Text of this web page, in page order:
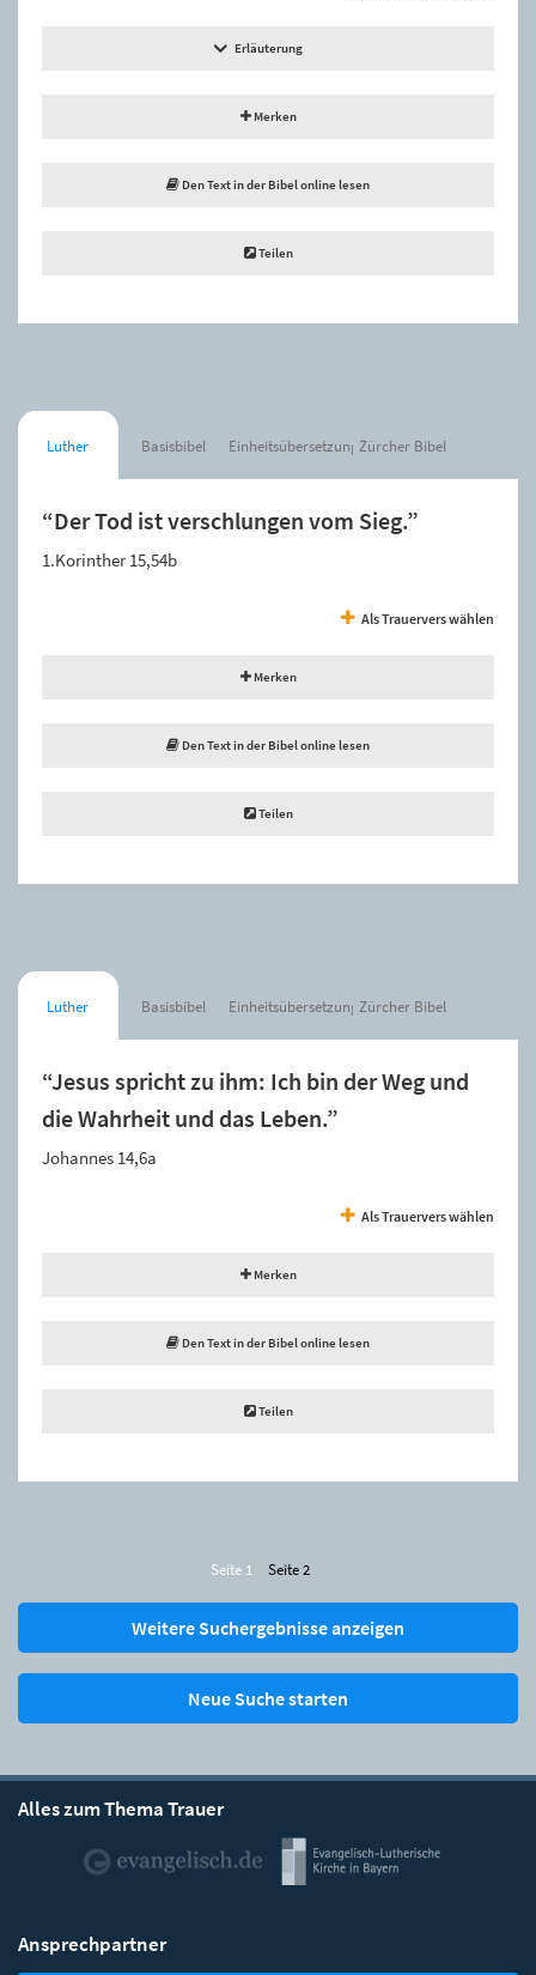
Erläuterung
Merken
Den Text in der Bibel online lesen
Teilen
Luther Basisbibel Einheitsübersetzung Zürcher Bibel
“Der Tod ist verschlungen vom Sieg.”
1.Korinther 15,54b
Als Trauervers wählen
Merken
Den Text in der Bibel online lesen
Teilen
Luther Basisbibel Einheitsübersetzung Zürcher Bibel
“Jesus spricht zu ihm: Ich bin der Weg und
die Wahrheit und das Leben.”
Johannes 14,6a
Als Trauervers wählen
Merken
Den Text in der Bibel online lesen
Teilen
Seite 1 Seite 2
Weitere Suchergebnisse anzeigen
Neue Suche starten
Alles zum Thema Trauer
Ansprechpartner